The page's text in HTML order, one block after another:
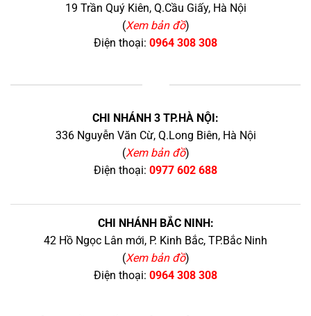
19 Trần Quý Kiên, Q.Cầu Giấy, Hà Nội
(Xem bản đồ)
Điện thoại: 0964 308 308
CHI NHÁNH 3 TP.HÀ NỘI:
336 Nguyễn Văn Cừ, Q.Long Biên, Hà Nội
(Xem bản đồ)
Điện thoại: 0977 602 688
CHI NHÁNH BẮC NINH:
42 Hồ Ngọc Lân mới, P. Kinh Bắc, TP.Bắc Ninh
(Xem bản đồ)
Điện thoại: 0964 308 308